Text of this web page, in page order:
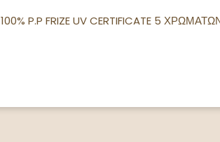
100% P.P FRIZE UV CERTIFICATE 5